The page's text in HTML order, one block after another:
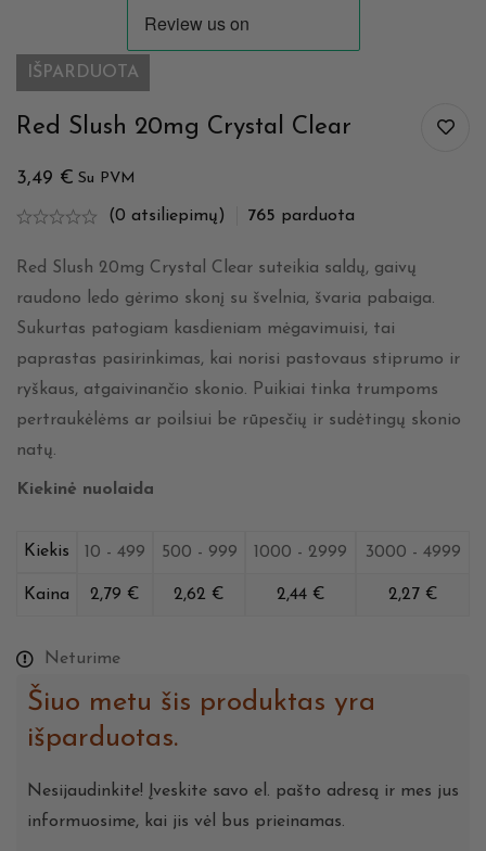
IŠPARDUOTA
Red Slush 20mg Crystal Clear
3,49 € Su PVM
(0 atsiliepimų) 765 parduota
Red Slush 20mg Crystal Clear suteikia saldų, gaivų
raudono ledo gėrimo skonį su švelnia, švaria pabaiga.
Sukurtas patogiam kasdieniam mėgavimuisi, tai
paprastas pasirinkimas, kai norisi pastovaus stiprumo ir
ryškaus, atgaivinančio skonio. Puikiai tinka trumpoms
pertraukėlėms ar poilsiui be rūpesčių ir sudėtingų skonio
natų.
Kiekinė nuolaida
Kiekis 10 - 499 500 - 999 1000 - 2999 3000 - 4999
Kaina 2,79 € 2,62 € 2,44 € 2,27 €
Neturime
Šiuo metu šis produktas yra
išparduotas.
Nesijaudinkite! Įveskite savo el. pašto adresą ir mes jus
informuosime, kai jis vėl bus prieinamas.